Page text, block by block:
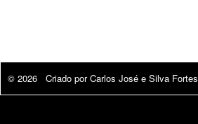
© 2026 Criado porCarlos José e Silva Fortes